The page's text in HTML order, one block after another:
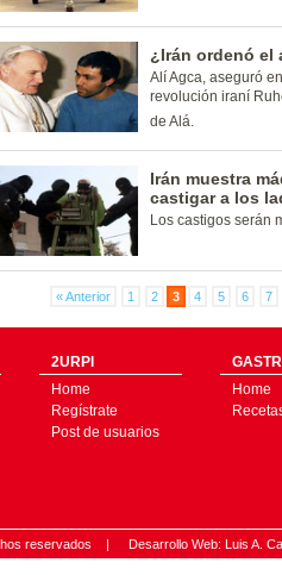
¿Irán ordenó el
Alí Agca, aseguró
revolución iraní
de Alá.
Irán muestra
castigar a los
Los castigos serán
« Anterior 1 2 3 4 5 6 7
2URPI
Home
Regístrate
Post de usuarios
Home
reservados | Desarrollo Web: Luis